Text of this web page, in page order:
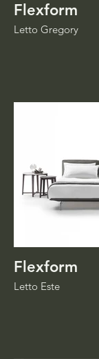
Flexform
Letto Gregory
Flexform
Letto Este